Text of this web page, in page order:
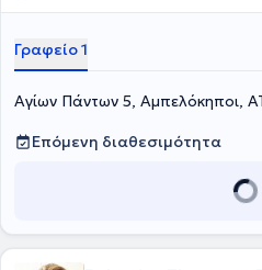
Γραφείο 1
Αγίων Πάντων 5, Αμπελόκηποι,
Επόμενη διαθεσιμότητα